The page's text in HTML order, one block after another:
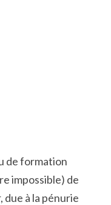
de formation
impossible) de
à la pénurie